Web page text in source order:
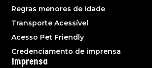
Regras menores de idade
Transporte Acessível
Acesso Pet Friendly
Credenciamento de imprensa
Imprensa